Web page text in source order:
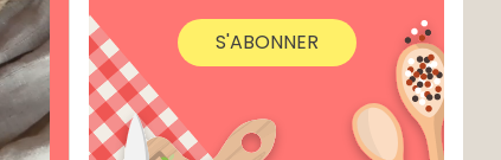
S'ABONNER